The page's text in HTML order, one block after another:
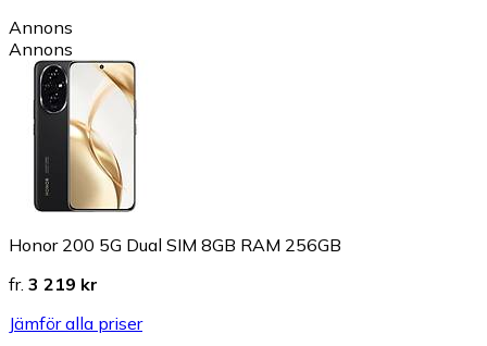
Annons
Annons
Honor 200 5G Dual SIM 8GB RAM 256GB
fr. 3 219 kr
Jämför alla priser